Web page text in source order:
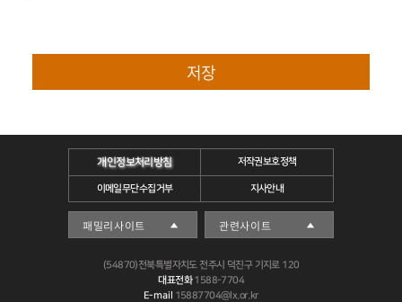
저장
개인정보처리방침 저작권보호정책
이메일무단수집거부 지사안내
(54870)전북특별자치도 전주시 덕진구 기지로 120
대표전화1588-7704
E-mail15887704@lx.or.kr